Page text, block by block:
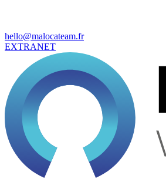
hello@malocateam.fr
EXTRANET